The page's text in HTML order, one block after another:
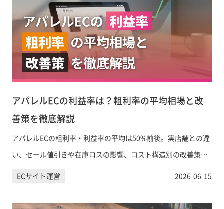
アパレルECの利益率は？粗利率の平均相場と改
善策を徹底解説
アパレルECの粗利率・利益率の平均は50%前後。実店舗との違
い、セール値引きや在庫ロスの影響、コスト構造別の改善策を
わかりやすく解説。利益率を高めたい方は無料相談へ。
ECサイト運営 2026-06-15